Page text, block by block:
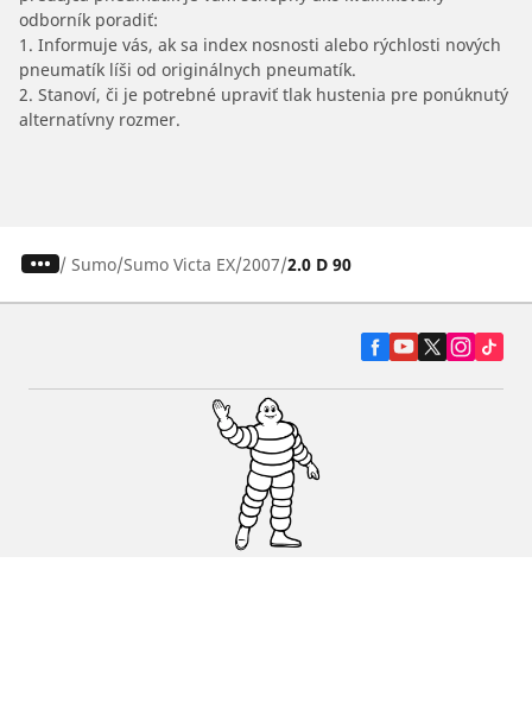
odborník poradiť:
1. Informuje vás, ak sa index nosnosti alebo rýchlosti nových
pneumatík líši od originálnych pneumatík.
2. Stanoví, či je potrebné upraviť tlak hustenia pre ponúknutý
alternatívny rozmer.
/ Sumo Sumo Victa EX 2007 2.0 D 90